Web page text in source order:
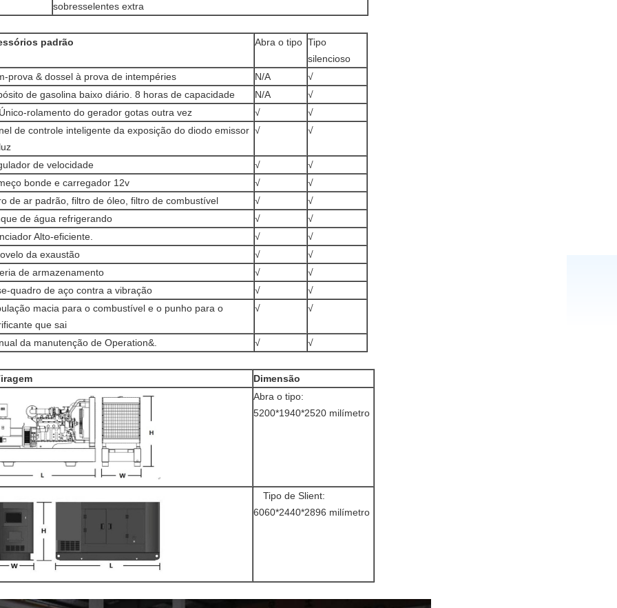
sobresselentes extra
padrão Abra o tipo Tipo
silencioso
prova & dossel à prova de intempéries
N/A
√
de gasolina baixo diário. 8 horas de capacidade
N/A
√
rolamento do gerador gotas outra vez
√
√
de controle inteligente da exposição do diodo emissor √ √
de velocidade √
√
bonde e carregador 12v
√
√
de ar padrão, filtro de óleo, filtro de combustível
√
√
de água refrigerando
√
√
Alto-eficiente.
√
√
da exaustão
√
√
de armazenamento
√
√
quadro de aço contra a vibração
√
√
macia para o combustível e o punho para o
que sai
√ √
da manutenção de Operation&. √ √
Dimensão
Abra o tipo:
5200*1940*2520 milímetro
Tipo de Slient:
6060*2440*2896 milímetro